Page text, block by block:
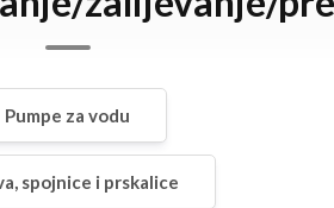
Pumpe za vodu
spojnice i prskalice